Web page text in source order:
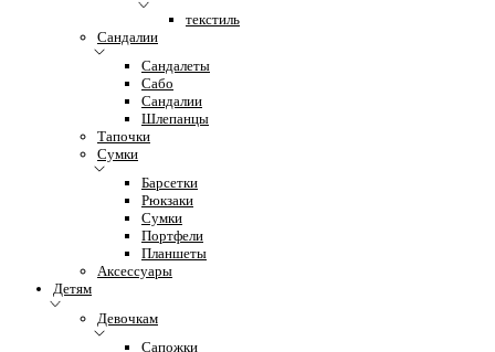
текстиль
Сандалии
Сандалеты
Сабо
Сандалии
Шлепанцы
Тапочки
Сумки
Барсетки
Рюкзаки
Сумки
Портфели
Планшеты
Аксессуары
Детям
Девочкам
Сапожки